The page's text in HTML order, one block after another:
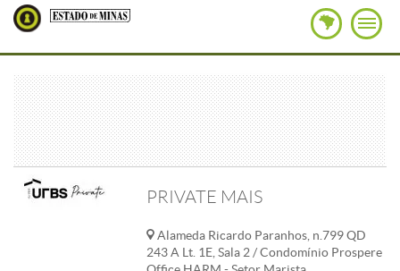
PRIVATE MAIS
Alameda Ricardo Paranhos, n.799 QD
243 A Lt. 1E, Sala 2 / Condomínio Prospere